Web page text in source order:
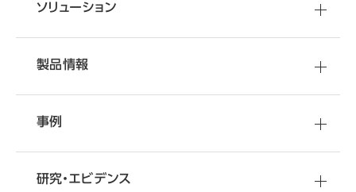
ソリューション
製品情報
事例
研究・エビデンス